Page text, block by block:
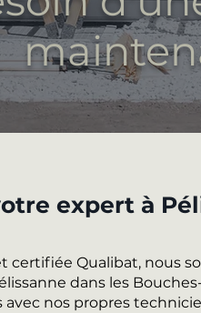
expert à
certifiée Qualibat, nous
dans les
nos propres